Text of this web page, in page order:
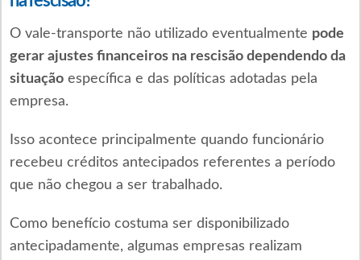
O vale-transporte não utilizado eventualmente pode
gerar ajustes financeiros na rescisão dependendo da
situaçãoespecífica e das políticas adotadas pela
empresa.
Isso acontece principalmente quando funcionário
recebeu créditos antecipados referentes a período
que não chegou a ser trabalhado.
Como benefício costuma ser disponibilizado
antecipadamente, algumas empresas realizam